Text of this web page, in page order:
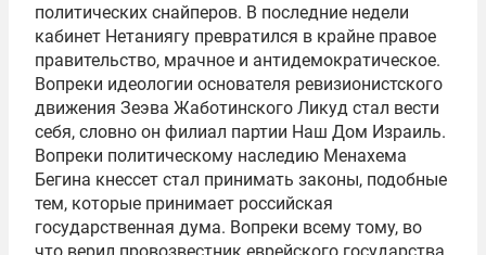
политических снайперов. В последние недели
кабинет Нетаниягу превратился в крайне правое
правительство, мрачное и антидемократическое.
Вопреки идеологии основателя ревизионистского
движения Зеэва Жаботинского Ликуд стал вести
себя, словно он филиал партии Наш Дом Израиль.
Вопреки политическому наследию Менахема
Бегина кнессет стал принимать законы, подобные
тем, которые принимает российская
государственная дума. Вопреки всему тому, во